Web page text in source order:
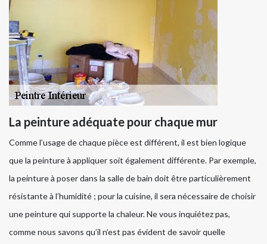
La peinture adéquate pour chaque mur
Comme l’usage de chaque pièce est différent, il est bien logique
que la peinture à appliquer soit également différente. Par exemple,
la peinture à poser dans la salle de bain doit être particulièrement
résistante à l’humidité ; pour la cuisine, il sera nécessaire de choisir
une peinture qui supporte la chaleur. Ne vous inquiétez pas,
comme nous savons qu’il n’est pas évident de savoir quelle